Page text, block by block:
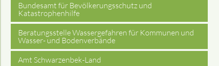
Bundesamt für Bevölkerungsschutz und
Katastrophenhilfe
Beratungsstelle Wassergefahren für Kommunen und
Wasser- und Bodenverbände
Amt Schwarzenbek-Land